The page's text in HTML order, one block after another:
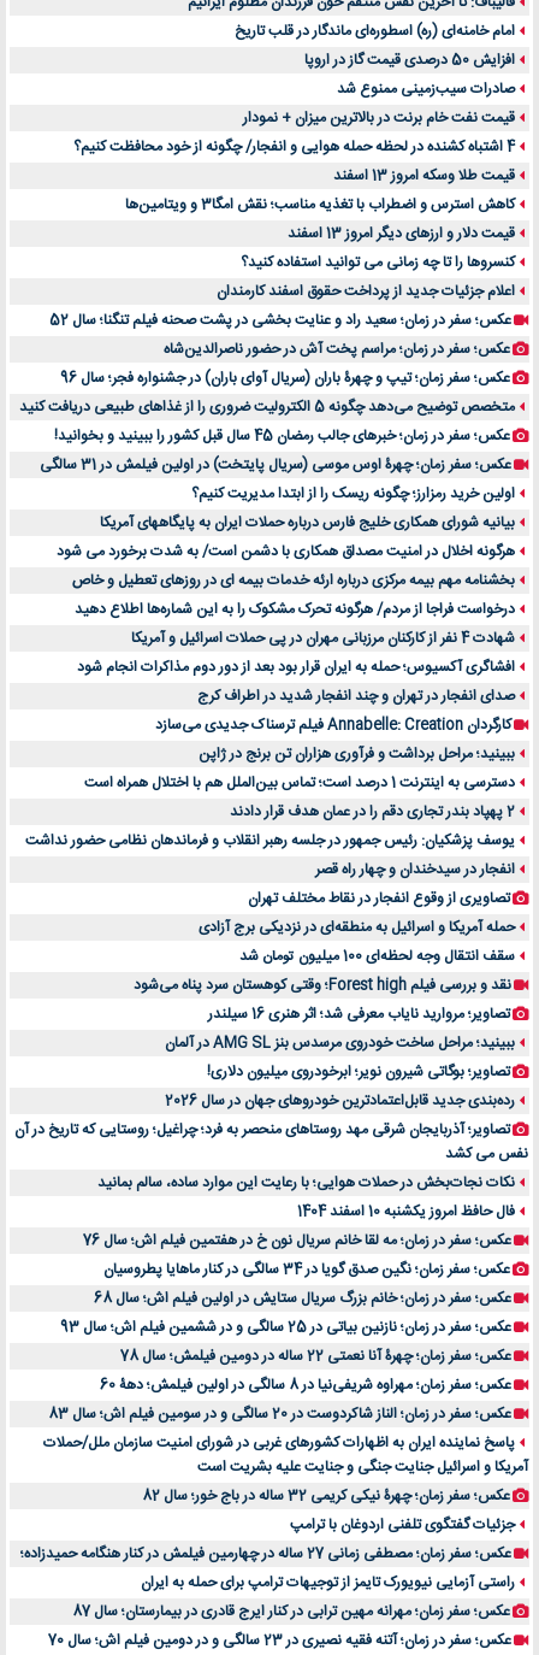
امام خامنه‌ای (ره) اسطوره‌ای ماندگار در قلب تاریخ
افزایش 50 درصدی قیمت گاز در اروپا
صادرات سیب‌زمینی ممنوع شد
قیمت نفت خام برنت در بالاترین میزان + نمودار
4 اشتباه کشنده در لحظه حمله هوایی و انفجار/ چگونه از خود محافظت کنیم؟
قیمت طلا وسکه امروز 13 اسفند
کاهش استرس و اضطراب با تغذیه مناسب؛ نقش امگا3 و ویتامین‌ها
قیمت دلار و ارزهای دیگر امروز 13 اسفند
کنسروها را تا چه زمانی می توانید استفاده کنید؟
اعلام جزئیات جدید از پرداخت حقوق اسفند کارمندان
عکس؛ سفر در زمان؛ سعید راد و عنایت بخشی در پشت صحنه فیلم تنگنا؛ سال 52
عکس؛ سفر در زمان؛ مراسم پخت آش در حضور ناصرالدین‌شاه
عکس؛ سفر زمان؛ تیپ و چهرۀ باران (سریال آوای باران) در جشنواره فجر؛ سال 96
متخصص توضیح می‌دهد چگونه 5 الکترولیت ضروری را از غذاهای طبیعی دریافت کنید
عکس؛ سفر در زمان؛ خبرهای جالب رمضان 45 سال قبل کشور را ببینید و بخوانید!
عکس؛ سفر زمان؛ چهرۀ اوس موسی (سریال پایتخت) در اولین فیلمش در 31 سالگی
اولین خرید رمزارز؛ چگونه ریسک را از ابتدا مدیریت کنیم؟
بیانیه شورای همکاری خلیج فارس درباره حملات ایران به پایگاههای آمریکا
هرگونه اخلال در امنیت مصداق همکاری با دشمن است/ به شدت برخورد می شود
بخشنامه مهم بیمه مرکزی درباره ارئه خدمات بیمه ای در روزهای تعطیل و خاص
درخواست فراجا از مردم/ هرگونه تحرک مشکوک را به این شماره‌ها اطلاع دهید
شهادت 4 نفر از کارکنان مرزبانی مهران در پی حملات اسرائیل و آمریکا
افشاگری آکسیوس؛ حمله به ایران قرار بود بعد از دور دوم مذاکرات انجام شود
صدای انفجار در تهران و چند انفجار شدید در اطراف کرج
کارگردان Annabelle: Creation فیلم ترسناک جدیدی می‌سازد
ببینید؛ مراحل برداشت و فرآوری هزاران تن برنج در ژاپن
دسترسی به اینترنت 1 درصد است؛ تماس بین‌الملل هم با اختلال همراه است
2 پهپاد بندر تجاری دقم را در عمان هدف قرار دادند
یوسف پزشکیان: رئیس جمهور در جلسه رهبر انقلاب و فرماندهان نظامی حضور نداشت
انفجار در سیدخندان و چهار راه قصر
تصاویری از وقوع انفجار در نقاط مختلف تهران
حمله آمریکا و اسرائیل به منطقه‌ای در نزدیکی برج آزادی
سقف انتقال وجه لحظه‌ای 100 میلیون تومان شد
نقد و بررسی فیلم Forest high؛ وقتی کوهستان سرد پناه می‌شود
تصاویر؛ مروارید نایاب معرفی شد؛ اثر هنری 16 سیلندر
ببینید؛ مراحل ساخت خودروی مرسدس بنز AMG SL در آلمان
تصاویر؛ بوگاتی شیرون نویر؛ ابرخودروی میلیون دلاری!
رده‌بندی جدید قابل‌اعتمادترین خودروهای جهان در سال 2026
تصاویر؛ آذربایجان شرقی مهد روستاهای منحصر به فرد؛ چراغیل؛ روستایی که تاریخ در آن
نفس می کشد
نکات نجات‌بخش در حملات هوایی؛ با رعایت این موارد ساده، سالم بمانید
فال حافظ امروز یکشنبه 10 اسفند 1404
عکس؛ سفر در زمان؛ مه لقا خانم سریال نون خ در هفتمین فیلم اش؛ سال 76
عکس؛ سفر زمان؛ نگین صدق گویا در 34 سالگی در کنار ماهایا پطروسیان
عکس؛ سفر در زمان؛ خانم بزرگ سریال ستایش در اولین فیلم اش؛ سال 68
عکس؛ سفر در زمان؛ نازنین بیاتی در 25 سالگی و در ششمین فیلم اش؛ سال 93
عکس؛ سفر زمان؛ چهرۀ آنا نعمتی 22 ساله در دومین فیلمش؛ سال 78
عکس؛ سفر زمان؛ مهراوه شریفی‌نیا در 8 سالگی در اولین فیلمش؛ دهۀ 60
عکس؛ سفر در زمان؛ الناز شاکردوست در 20 سالگی و در سومین فیلم اش؛ سال 83
پاسخ نماینده ایران به اظهارات کشورهای غربی در شورای امنیت سازمان ملل/حملات
آمریکا و اسرائیل جنایت جنگی و جنایت علیه بشریت است
عکس؛ سفر زمان؛ چهرۀ نیکی کریمی 32 ساله در باج خور؛ سال 82
جزئیات گفتگوی تلفنی اردوغان با ترامپ
عکس؛ سفر زمان؛ مصطفی زمانی 27 ساله در چهارمین فیلمش در کنار هنگامه حمیدزاده؛
راستی آزمایی نیویورک تایمز از توجیهات ترامپ برای حمله به ایران
عکس؛ سفر زمان؛ مهرانه مهین ترابی در کنار ایرج قادری در بیمارستان؛ سال 87
عکس؛ سفر در زمان؛ آتنه فقیه نصیری در 23 سالگی و در دومین فیلم اش؛ سال 70